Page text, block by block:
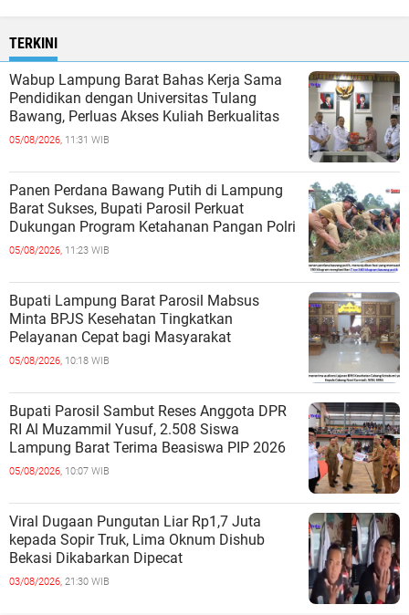
TERKINI
Wabup Lampung Barat Bahas Kerja Sama
Pendidikan dengan Universitas Tulang
Bawang, Perluas Akses Kuliah Berkualitas
05/08/2026, 11:31 WIB
Panen Perdana Bawang Putih di Lampung
Barat Sukses, Bupati Parosil Perkuat
Dukungan Program Ketahanan Pangan Polri
05/08/2026, 11:23 WIB
Bupati Lampung Barat Parosil Mabsus
Minta BPJS Kesehatan Tingkatkan
Pelayanan Cepat bagi Masyarakat
05/08/2026, 10:18 WIB
Bupati Parosil Sambut Reses Anggota DPR
RI Al Muzammil Yusuf, 2.508 Siswa
Lampung Barat Terima Beasiswa PIP 2026
05/08/2026, 10:07 WIB
Viral Dugaan Pungutan Liar Rp1,7 Juta
kepada Sopir Truk, Lima Oknum Dishub
Bekasi Dikabarkan Dipecat
03/08/2026, 21:30 WIB